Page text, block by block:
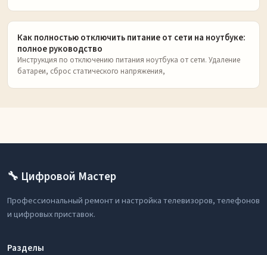
Как полностью отключить питание от сети на ноутбуке:
полное руководство
Инструкция по отключению питания ноутбука от сети. Удаление
батареи, сброс статического напряжения,
🔧 Цифровой Мастер
Профессиональный ремонт и настройка телевизоров, телефонов
и цифровых приставок.
Разделы